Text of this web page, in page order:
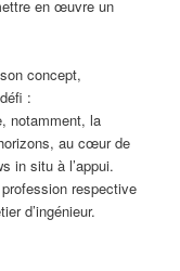
en œuvre un
concept,
:
notamment, la
au cœur de
in situ à l’appui.
respective
d’ingénieur.